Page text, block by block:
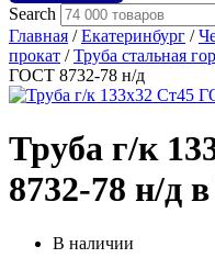
Search
Главная /Екатеринбург /
прокат /Труба стальная
ГОСТ 8732-78 н/д
Труба г/к
8732-78 н/д
В наличии